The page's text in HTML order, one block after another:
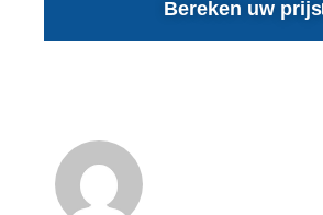
Bereken uw prijs